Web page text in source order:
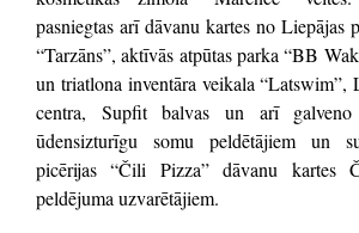
pasniegtas arī dāvanu kartes no Liepājas
“Tarzāns”, aktīvās atpūtas parka “BB
un triatlona inventāra veikala “Latswim”,
centra, Supfit balvas un arī
ūdensizturīgu somu peldētājiem un
picērijas “Čili Pizza” dāvanu
peldējuma uzvarētājiem.